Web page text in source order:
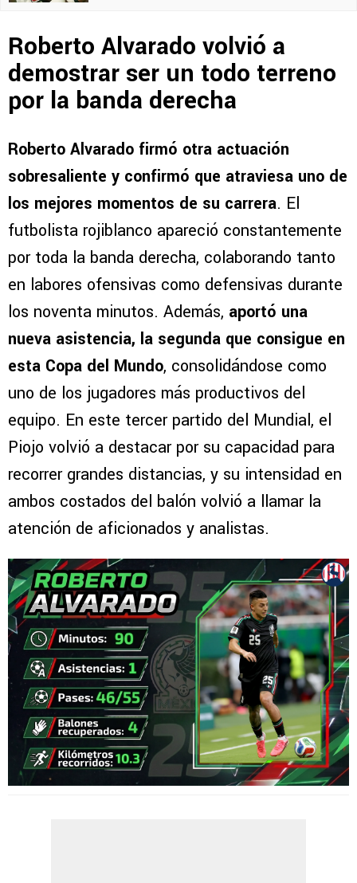
Roberto Alvarado volvió a
demostrar ser un todo terreno
por la banda derecha
Roberto Alvarado firmó otra actuación
sobresaliente y confirmó que atraviesa uno de
los mejores momentos de su carrera. El
futbolista rojiblanco apareció constantemente
por toda la banda derecha, colaborando tanto
en labores ofensivas como defensivas durante
los noventa minutos. Además, aportó una
nueva asistencia, la segunda que consigue en
esta Copa del Mundo, consolidándose como
uno de los jugadores más productivos del
equipo. En este tercer partido del Mundial, el
Piojo volvió a destacar por su capacidad para
recorrer grandes distancias, y su intensidad en
ambos costados del balón volvió a llamar la
atención de aficionados y analistas.